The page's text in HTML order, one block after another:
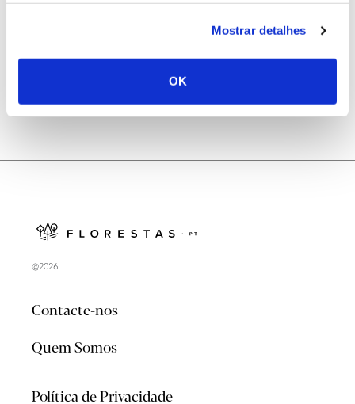
Mostrar detalhes
OK
@2026
Contacte-nos
Quem Somos
Política de Privacidade